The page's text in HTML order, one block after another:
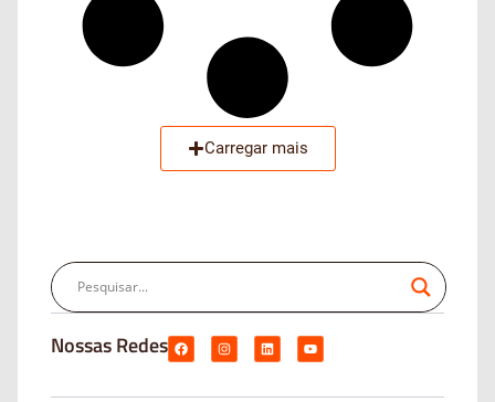
Carregar mais
Nossas Redes